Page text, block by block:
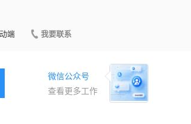
端 我要联系
微信公众号
查看更多工作